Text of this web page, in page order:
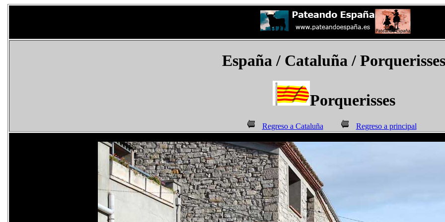
España/ Cataluña / Porquerisses
Porquerisses
Regreso a Cataluña Regreso a principal